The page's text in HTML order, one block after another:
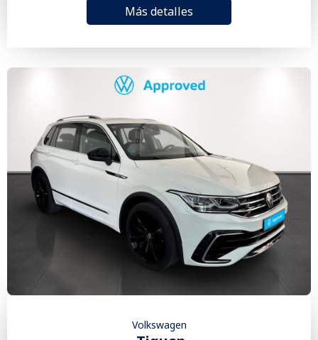
Más detalles
Volkswagen